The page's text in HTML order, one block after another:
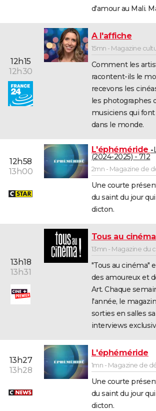
d'amour au Mali.
12h15
12h30
A l'affiche
15mn - Magazine
Comment les
racontent-ils le
recevons les
les photographes
musiciens qui
dans le monde.
12h58
13h00
L'éphéméride
(2024-2025) - 712
2mn - Magazine de
Une courte
du saint du jour
dicton.
13h18
13h31
Tous au cinéma
13mn - Magazine du
"Tous au cinéma"
des amoureux et
Art. Chaque
l'année, le
sorties en salles
interviews
13h27
13h28
L'éphéméride
1mn - Magazine de
Une courte
du saint du jour
dicton.